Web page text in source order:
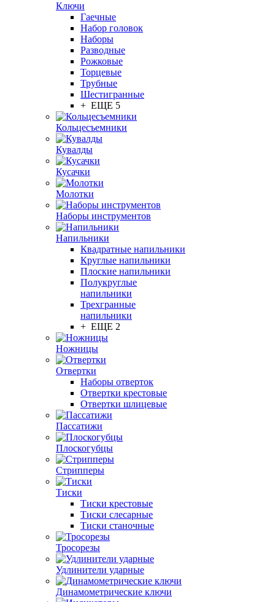
Ключи
Гаечные
Набор головок
Наборы
Разводные
Рожковые
Торцевые
Трубные
Шестигранные
+ ЕЩЕ 5
Кольцесъемники
Кувалды
Кусачки
Молотки
Наборы инструментов
Напильники
Квадратные напильники
Круглые напильники
Плоские напильники
Полукруглые
напильники
Трехгранные
напильники
+ ЕЩЕ 2
Ножницы
Отвертки
Наборы отверток
Отвертки крестовые
Отвертки шлицевые
Пассатижи
Плоскогубцы
Стрипперы
Тиски
Тиски крестовые
Тиски слесарные
Тиски станочные
Тросорезы
Удлинители ударные
Динамометрические ключи